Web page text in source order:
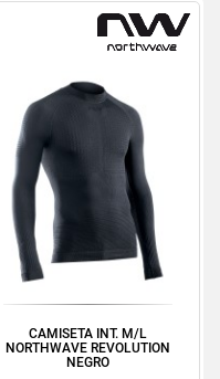
CAMISETA INT. M/L
NORTHWAVE REVOLUTION
NEGRO